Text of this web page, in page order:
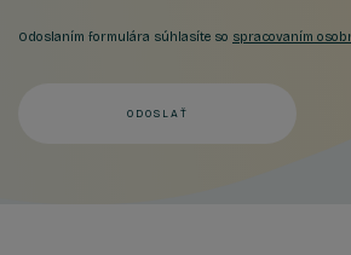
Odoslaním formulára súhlasíte so spracovaním
ODOSLAŤ